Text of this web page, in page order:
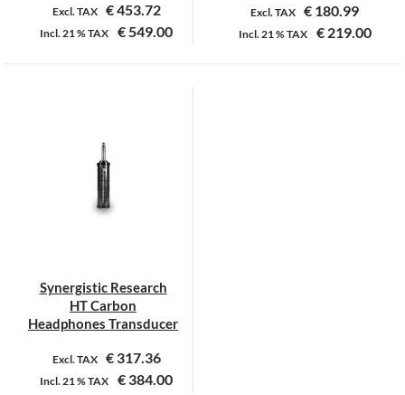
Excl. TAX €453.72
Incl.21 %TAX €549.00
Dit
variaties.
Deze
optie
kan
de
productpagina
Excl. TAX € 180.99
Incl.21 %TAX €219.00
Dit
Synergistic Research
HT Carbon
Headphones Transducer
Excl. TAX €317.36
Incl.21 %TAX € 384.00